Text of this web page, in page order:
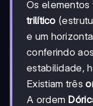
Os elementos
trilítico
e um
conferindo
estabilidade,
Existiam três
A ordem